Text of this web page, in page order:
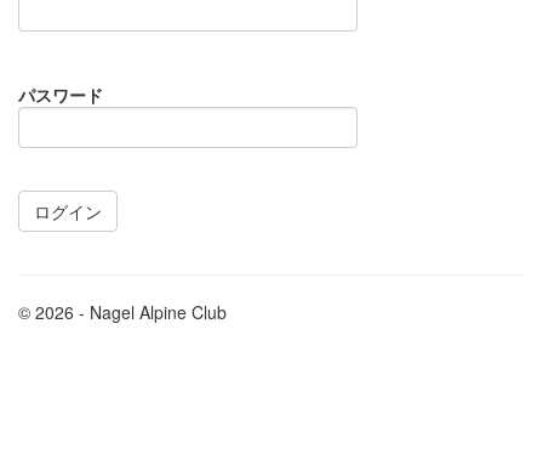
パスワード
© 2026 - Nagel Alpine Club